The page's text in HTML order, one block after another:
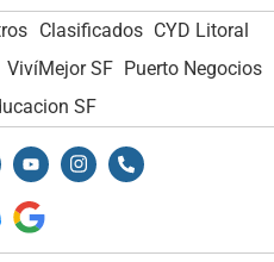
Clasificados CYD Litoral
VivíMejor SF Puerto Negocios
SF